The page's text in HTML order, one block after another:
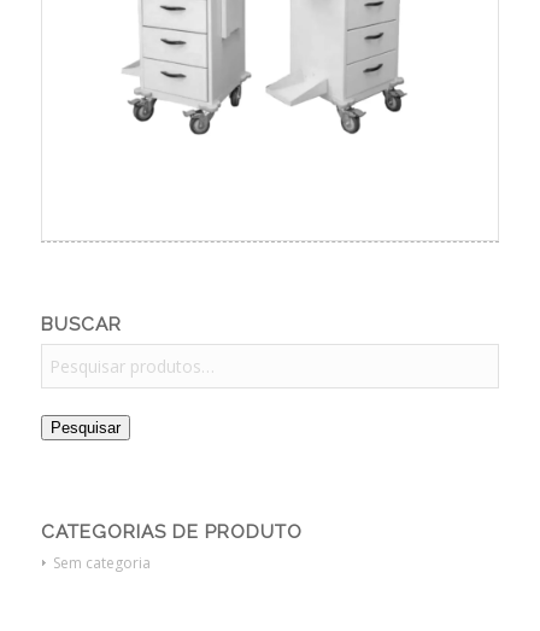
BUSCAR
Pesquisar
CATEGORIAS DE PRODUTO
Sem categoria